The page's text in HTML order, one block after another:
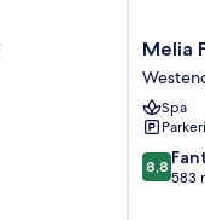
Melia
City
Süd
Melia
Spa
8.8
av
8,8
583